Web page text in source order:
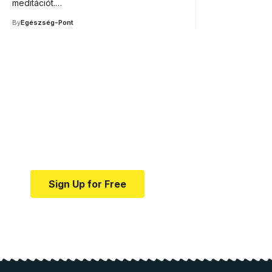
meditációt.…
ByEgészség-Pont
Sign Up for Free